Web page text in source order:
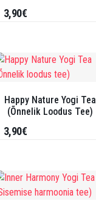
3,90€
Happy Nature Yogi Tea
(Õnnelik Loodus Tee)
3,90€